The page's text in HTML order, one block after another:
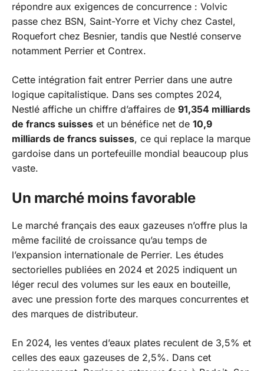
répondre aux exigences de concurrence : Volvic
passe chez BSN, Saint-Yorre et Vichy chez Castel,
Roquefort chez Besnier, tandis que Nestlé conserve
notamment Perrier et Contrex.
Cette intégration fait entrer Perrier dans une autre
logique capitalistique. Dans ses comptes 2024,
Nestlé affiche un chiffre d’affaires de 91,354 milliards
de francs suisses et un bénéfice net de 10,9
milliards de francs suisses, ce qui replace la marque
gardoise dans un portefeuille mondial beaucoup plus
vaste.
Un marché moins favorable
Le marché français des eaux gazeuses n’offre plus la
même facilité de croissance qu’au temps de
l’expansion internationale de Perrier. Les études
sectorielles publiées en 2024 et 2025 indiquent un
léger recul des volumes sur les eaux en bouteille,
avec une pression forte des marques concurrentes et
des marques de distributeur.
En 2024, les ventes d’eaux plates reculent de 3,5% et
celles des eaux gazeuses de 2,5%. Dans cet